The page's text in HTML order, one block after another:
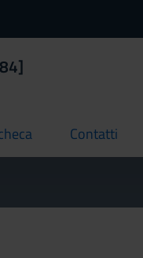
Contatti
current